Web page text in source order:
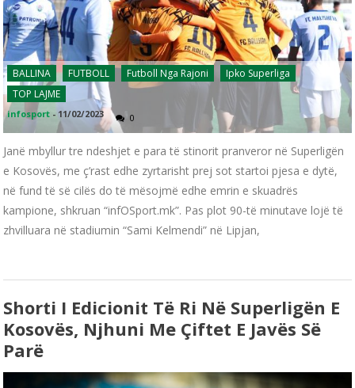
BALLINA FUTBOLL Futboll Nga Rajoni
Ipko Superliga
TOP LAJME
infosport - 11/02/2023 0
Janë mbyllur tre ndeshjet e para të stinorit pranveror në Superligën
e Kosovës, me ç’rast edhe zyrtarisht prej sot startoi pjesa e dytë,
në fund të së cilës do të mësojmë edhe emrin e skuadrës
kampione, shkruan “infOSport.mk”. Pas plot 90-të minutave lojë të
zhvilluara në stadiumin “Sami Kelmendi” në Lipjan,
Shorti I Edicionit Të Ri Në Superligën E
Kosovës, Njhuni Me Çiftet E Javës Së
Parë